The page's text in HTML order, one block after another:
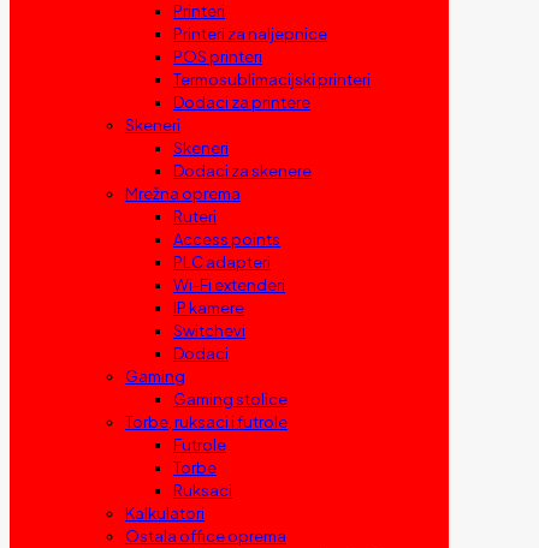
Printeri
Printeri za naljepnice
POS printeri
Termosublimacijski printeri
Dodaci za printere
Skeneri
Skeneri
Dodaci za skenere
Mrežna oprema
Ruteri
Access points
PLC adapteri
Wi-Fi extenderi
IP kamere
Switchevi
Dodaci
Gaming
Gaming stolice
Torbe, ruksaci i futrole
Futrole
Torbe
Ruksaci
Kalkulatori
Ostala office oprema